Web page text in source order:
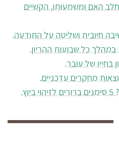
האם ומשמעותו, הקשיים
חיובית ושליטה על התודעה.
במהלך כל שבועות ההריון.
בחייו של עובר.
מחקרים עדכניים.